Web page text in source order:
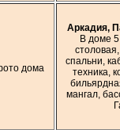
дома
Аркадия,
В доме 5
спальни,
техника,
мангал,